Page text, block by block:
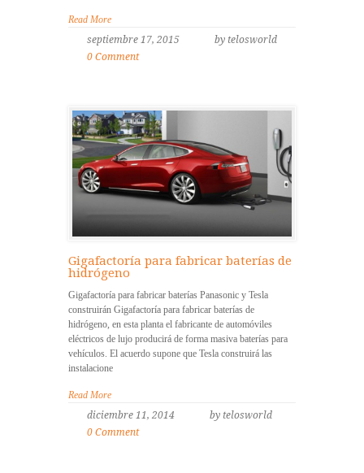
Read More
septiembre 17, 2015
by telosworld
0 Comment
Gigafactoría para fabricar baterías de
hidrógeno
Gigafactoría para fabricar baterías Panasonic y Tesla
construirán Gigafactoría para fabricar baterías de
hidrógeno, en esta planta el fabricante de automóviles
eléctricos de lujo producirá de forma masiva baterías para
vehículos. El acuerdo supone que Tesla construirá las
instalacione
Read More
diciembre 11, 2014
by telosworld
0 Comment